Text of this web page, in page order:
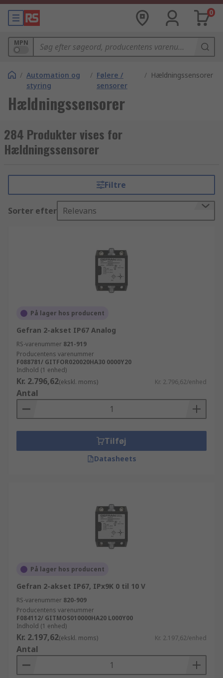
0
MPN
/ Automation og
styring
/ Følere /
sensorer
/ Hældningssensorer
Hældningssensorer
284 Produkter vises for
Hældningssensorer
Filtre
Sorter efter Relevans
På lager hos producent
Gefran 2-akset IP67 Analog
RS-varenummer 821-919
Producentens varenummer
F088781/ GITFOR020020HA30 0000Y20
Indhold (1 enhed)
Kr. 2.796,62(ekskl. moms) Kr. 2.796,62/enhed
Antal
Tilføj
Datasheets
På lager hos producent
Gefran 2-akset IP67, IPx9K 0 til 10 V
RS-varenummer 820-909
Producentens varenummer
F084112/ GITMOS010000HA20 L000Y00
Indhold (1 enhed)
Kr. 2.197,62(ekskl. moms) Kr. 2.197,62/enhed
Antal